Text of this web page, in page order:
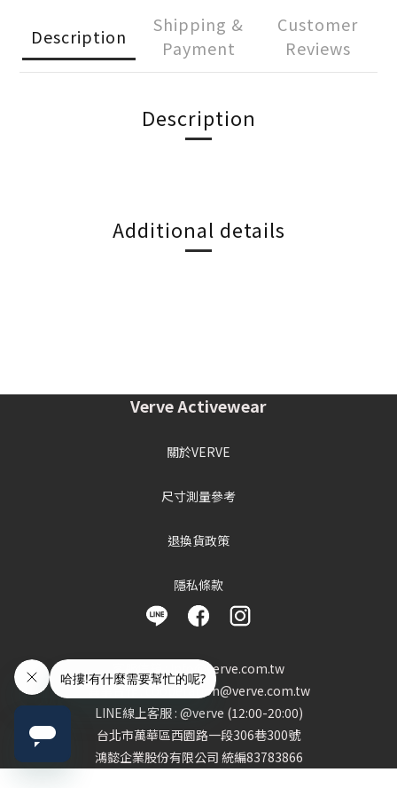
Description
Shipping &
Payment
Customer
Reviews
Description
Additional details
Verve Activewear
關於VERVE
尺寸測量參考
退換貨政策
隱私條款
客服信箱 : info@verve.com.tw
異業合作 : cooperation@verve.com.tw
LINE線上客服 : @verve (12:00-20:00)
台北市萬華區西園路一段306巷300號
鴻懿企業股份有限公司 統編83783866